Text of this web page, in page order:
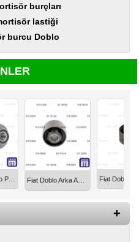
burçları
lastiği
burcu Doblo